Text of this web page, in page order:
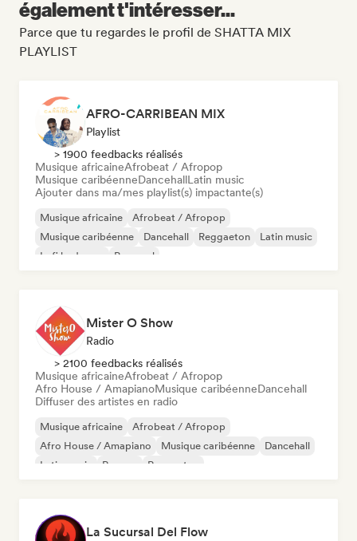
également t'intéresser...
Parce que tu regardes le profil de SHATTA MIX
PLAYLIST
AFRO-CARRIBEAN MIX
Playlist
> 1900 feedbacks réalisés
Musique africaineAfrobeat / Afropop
Musique caribéenneDancehallLatin music
Ajouter dans ma/mes playlist(s) impactante(s)
Musique africaine
Afrobeat / Afropop
Musique caribéenne
Dancehall Reggaeton
Latin music
Lofi bedroom
Pop soul
Mister O Show
Radio
> 2100 feedbacks réalisés
Musique africaineAfrobeat / Afropop
Afro House / AmapianoMusique caribéenneDancehall
Diffuser des artistes en radio
Musique africaine
Afrobeat / Afropop
Afro House / Amapiano
Musique caribéenne
Dancehall
Latin music
Reggae Reggaeton
La Sucursal Del Flow